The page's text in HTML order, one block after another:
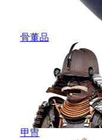
骨董品
甲冑